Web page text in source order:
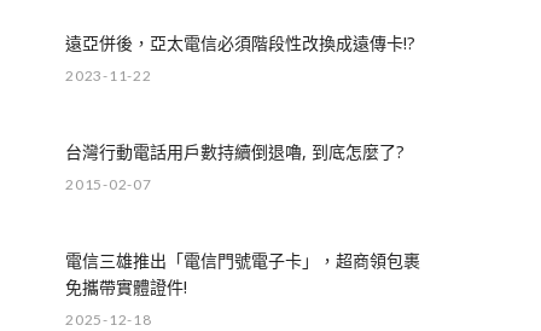
遠亞併後，亞太電信必須階段性改換成遠傳卡!?
2023-11-22
台灣行動電話用戶數持續倒退嚕, 到底怎麼了?
2015-02-07
電信三雄推出「電信門號電子卡」，超商領包裹
免攜帶實體證件!
2025-12-18